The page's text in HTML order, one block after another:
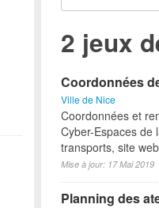
2 jeux
Coordonnées
Ville de Nice
Coordonnées et
Cyber-Espaces de
transports, site
Mise à jour: 17 Mai 2019
Planning des